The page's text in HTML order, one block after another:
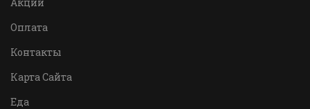
Оплата
Контакты
Карта Сайта
Еда